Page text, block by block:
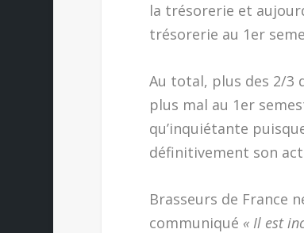
la trésorerie et
trésorerie au 1er
Au total, plus des 2/3
plus mal au 1er
qu’inquiétante
définitivement son
Brasseurs de France
communiqué « Il est